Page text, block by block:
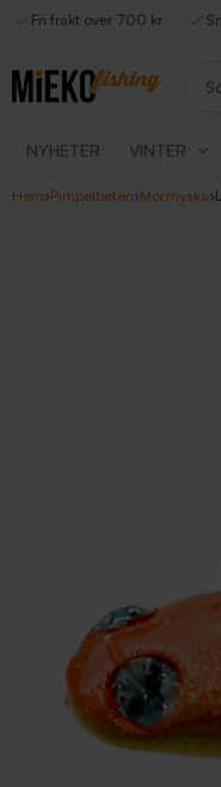
Fri frakt över 700 kr
NYHETER VINTER
Hem›Pimpelbeten›Mormyska›